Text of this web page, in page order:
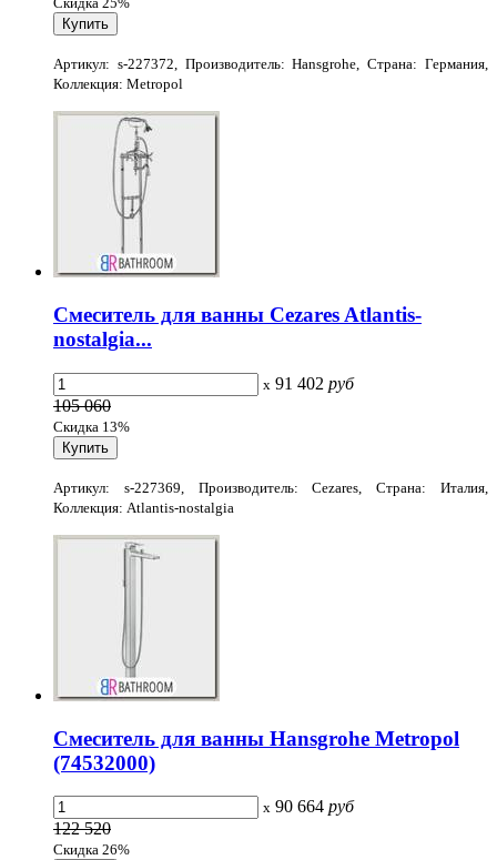
Артикул: s-227372, Производитель: Hansgrohe, Страна: Германия,
Коллекция: Metropol
Смеситель для ванны Cezares Atlantis-
nostalgia...
x 91 402 руб
105 060
Скидка 13%
Артикул: s-227369, Производитель: Cezares, Страна: Италия,
Коллекция: Atlantis-nostalgia
Смеситель для ванны Hansgrohe Metropol
(74532000)
x 90 664 руб
122 520
Скидка 26%